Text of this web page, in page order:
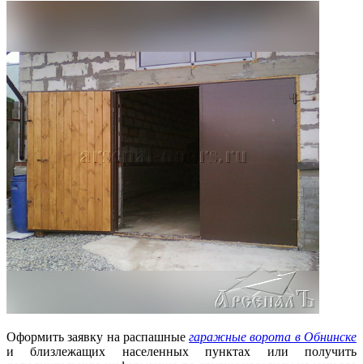
Оформить заявку на распашныегаражные ворота в Обнинске
и близлежащих населенных пунктах или получить